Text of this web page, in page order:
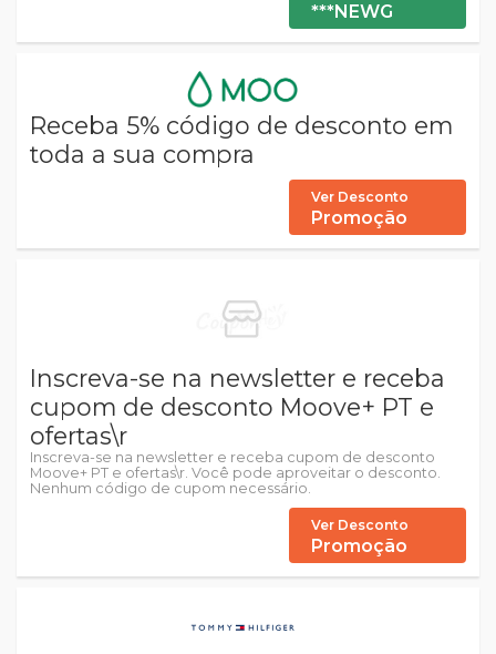
***NEWG
Receba 5% código de desconto em
toda a sua compra
Ver Desconto
Promoção
Inscreva-se na newsletter e receba
cupom de desconto Moove+ PT e
ofertas\r
Inscreva-se na newsletter e receba cupom de desconto
Moove+ PT e ofertas\r. Você pode aproveitar o desconto.
Nenhum código de cupom necessário.
Ver Desconto
Promoção